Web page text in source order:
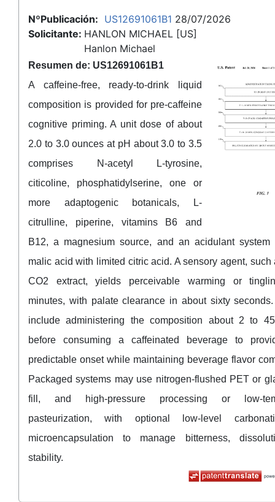
NºPublicación: US12691061B1 28/07/2026
Solicitante: HANLON MICHAEL [US]
Hanlon Michael
Resumen de: US12691061B1
A caffeine-free, ready-to-drink liquid
composition is provided for pre-caffeine
cognitive priming. A unit dose of about
2.0 to 3.0 ounces at pH about 3.0 to 3.5
comprises N-acetyl L-tyrosine,
citicoline, phosphatidylserine, one or
more adaptogenic botanicals, L-
citrulline, piperine, vitamins B6 and
B12, a magnesium source, and an acidulant system
malic acid with limited citric acid. A sensory agent, such
CO2 extract, yields perceivable warming or
minutes, with palate clearance in about sixty
include administering the composition about 2 to
before consuming a caffeinated beverage to
predictable onset while maintaining beverage flavor
Packaged systems may use nitrogen-flushed PET or
fill, and high-pressure processing or low-
pasteurization, with optional low-level
microencapsulation to manage bitterness,
stability.